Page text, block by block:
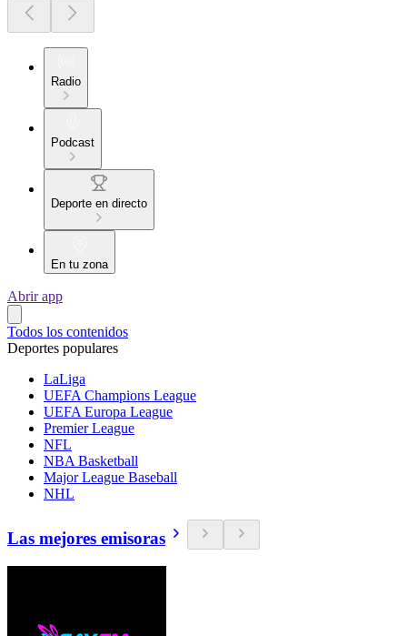
Radio
Podcast
Deporte en directo
En tu zona
Abrir app
Todos los contenidos
Deportes populares
LaLiga
UEFA Champions League
UEFA Europa League
Premier League
NFL
NBA Basketball
Major League Baseball
NHL
Las mejores emisoras